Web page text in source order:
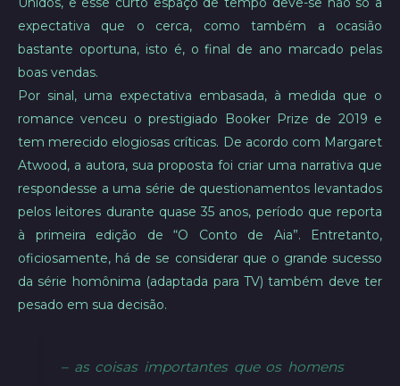
expectativa que o cerca, como também a ocasião
bastante oportuna, isto é, o final de ano marcado pelas
boas vendas.
Por sinal, uma expectativa embasada, à medida que o
romance venceu o prestigiado Booker Prize de 2019 e
tem merecido elogiosas críticas. De acordo com Margaret
Atwood, a autora, sua proposta foi criar uma narrativa que
respondesse a uma série de questionamentos levantados
pelos leitores durante quase 35 anos, período que reporta
à primeira edição de “O Conto de Aia”. Entretanto,
oficiosamente, há de se considerar que o grande sucesso
da série homônima (adaptada para TV) também deve ter
pesado em sua decisão.
– as coisas importantes que os homens